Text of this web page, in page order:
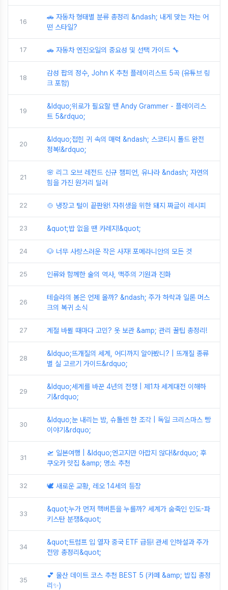
16
🚗 자동차 형태별 분류 총정리 &ndash; 내게 맞는 차는 어
떤 스타일?
17 🚗 자동차 엔진오일의 중요성 및 선택 가이드 🔧
18
감성 팝의 정수, John K 추천 플레이리스트 5곡 (유튜브 링
크 포함)
19
&ldquo;위로가 필요할 땐 Andy Grammer - 플레이리스
트 5&rdquo;
20
&ldquo;접힌 귀 속의 매력 &ndash; 스코티시 폴드 완전
정복!&rdquo;
21
🌸 리그 오브 레전드 신규 챔피언, 유나라 &ndash; 자연의
힘을 가진 원거리 딜러
22 🍲 냉장고 털이 끝판왕! 자취생을 위한 돼지 짜글이 레시피
23 &quot;밥 없을 땐 카레지!&quot;
24 🐶 너무 사랑스러운 작은 사자! 포메라니안의 모든 것
25 인류와 함께한 술의 역사, 맥주의 기원과 진화
26
테슬라의 봄은 언제 올까? &ndash; 주가 하락과 일론 머스
크의 복귀 소식
27 계절 바뀔 때마다 고민? 옷 보관 &amp; 관리 꿀팁 총정리!
28
&ldquo;뜨개질의 세계, 어디까지 알아봤니? | 뜨개질 종류
별 실 고르기 가이드&rdquo;
29
&ldquo;세계를 바꾼 4년의 전쟁 | 제1차 세계대전 이해하
기&rdquo;
30
&ldquo;눈 내리는 밤, 슈톨렌 한 조각 | 독일 크리스마스 빵
이야기&rdquo;
31
🛫 일본여행 | &ldquo;엔고지만 아깝지 않다!&rdquo; 후
쿠오카 맛집 &amp; 명소 추천
32 🕊️ 새로운 교황, 레오 14세의 등장
33
&quot;누가 먼저 핵버튼을 누를까? 세계가 숨죽인 인도-파
키스탄 분쟁&quot;
34
&quot;트럼프 입 열자 중국 ETF 급등! 관세 인하설과 주가
전망 총정리&quot;
35
💕 울산 데이트 코스 추천 BEST 5 (카페 &amp; 밥집 총정
리✨)